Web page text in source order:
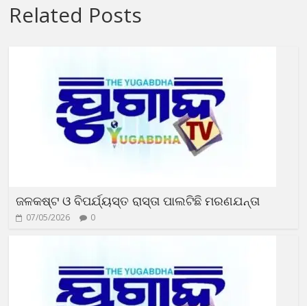
Related Posts
ଜଳକଷ୍ଟ ଓ ବିପର୍ଯ୍ୟସ୍ତ ରାସ୍ତା ପାଲଟିଛି ମରଣଯନ୍ତା
07/05/2026 0